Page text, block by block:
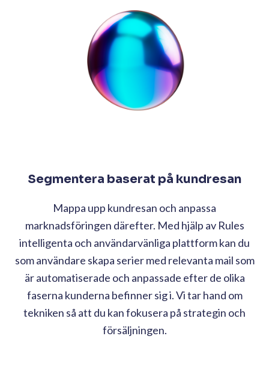
Segmentera baserat på kundresan
Mappa upp kundresan och anpassa
marknadsföringen därefter. Med hjälp av Rules
intelligenta och användarvänliga plattform kan du
som användare skapa serier med relevanta mail som
är automatiserade och anpassade efter de olika
faserna kunderna befinner sig i. Vi tar hand om
tekniken så att du kan fokusera på strategin och
försäljningen.